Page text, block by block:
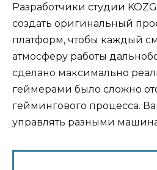
Разработчики студии
создать оригинальный
платформ, чтобы каждый
атмосферу работы
сделано максимально
геймерами было сложно
геймингового процесса.
управлять разными